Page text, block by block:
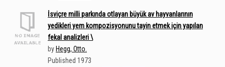
İsviçre milli parkında otlayan büyük av hayvanlarının
yedikleri yem kompozisyonunu tayin etmek için yapılan
fekal analizleri \
by Hegg, Otto.
Published 1973